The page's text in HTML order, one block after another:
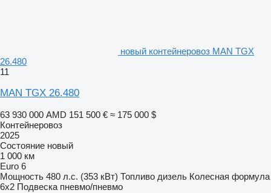
новый контейнеровоз MAN TGX
26.480
11
MAN TGX 26.480
63 930 000 AMD 151 500 € ≈ 175 000 $
Контейнеровоз
2025
Состояние новый
1 000 км
Euro 6
Мощность 480 л.с. (353 кВт) Топливо дизель Колесная формула
6x2 Подвеска пневмо/пневмо